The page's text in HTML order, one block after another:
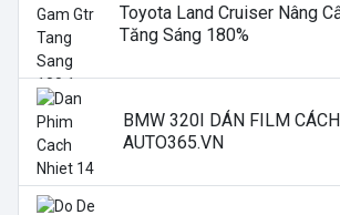
Toyota Land Cruiser Nâng
Tăng Sáng 180%
BMW 320I DÁN FILM
AUTO365.VN